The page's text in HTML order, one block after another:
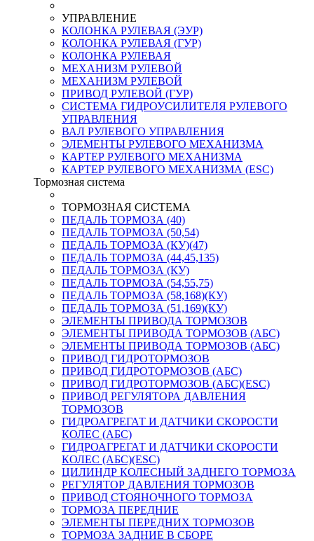
УПРАВЛЕНИЕ
КОЛОНКА РУЛЕВАЯ (ЭУР)
КОЛОНКА РУЛЕВАЯ (ГУР)
КОЛОНКА РУЛЕВАЯ
МЕХАНИЗМ РУЛЕВОЙ
МЕХАНИЗМ РУЛЕВОЙ
ПРИВОД РУЛЕВОЙ (ГУР)
СИСТЕМА ГИДРОУСИЛИТЕЛЯ РУЛЕВОГО
УПРАВЛЕНИЯ
ВАЛ РУЛЕВОГО УПРАВЛЕНИЯ
ЭЛЕМЕНТЫ РУЛЕВОГО МЕХАНИЗМА
КАРТЕР РУЛЕВОГО МЕХАНИЗМА
КАРТЕР РУЛЕВОГО МЕХАНИЗМА (ESC)
Тормозная система
ТОРМОЗНАЯ СИСТЕМА
ПЕДАЛЬ ТОРМОЗА (40)
ПЕДАЛЬ ТОРМОЗА (50,54)
ПЕДАЛЬ ТОРМОЗА (КУ)(47)
ПЕДАЛЬ ТОРМОЗА (44,45,135)
ПЕДАЛЬ ТОРМОЗА (КУ)
ПЕДАЛЬ ТОРМОЗА (54,55,75)
ПЕДАЛЬ ТОРМОЗА (58,168)(КУ)
ПЕДАЛЬ ТОРМОЗА (51,169)(КУ)
ЭЛЕМЕНТЫ ПРИВОДА ТОРМОЗОВ
ЭЛЕМЕНТЫ ПРИВОДА ТОРМОЗОВ (АБС)
ЭЛЕМЕНТЫ ПРИВОДА ТОРМОЗОВ (АБС)
ПРИВОД ГИДРОТОРМОЗОВ
ПРИВОД ГИДРОТОРМОЗОВ (АБС)
ПРИВОД ГИДРОТОРМОЗОВ (АБС)(ESC)
ПРИВОД РЕГУЛЯТОРА ДАВЛЕНИЯ
ТОРМОЗОВ
ГИДРОАГРЕГАТ И ДАТЧИКИ СКОРОСТИ
КОЛЕС (АБС)
ГИДРОАГРЕГАТ И ДАТЧИКИ СКОРОСТИ
КОЛЕС (АБС)(ESC)
ЦИЛИНДР КОЛЕСНЫЙ ЗАДНЕГО ТОРМОЗА
РЕГУЛЯТОР ДАВЛЕНИЯ ТОРМОЗОВ
ПРИВОД СТОЯНОЧНОГО ТОРМОЗА
ТОРМОЗА ПЕРЕДНИЕ
ЭЛЕМЕНТЫ ПЕРЕДНИХ ТОРМОЗОВ
ТОРМОЗА ЗАДНИЕ В СБОРЕ